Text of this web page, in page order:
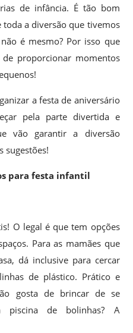
de infância. É tão bom
a diversão que tivemos
é mesmo? Por isso que
proporcionar momentos
a festa de aniversário
pela parte divertida e
vão garantir a diversão
sugestões!
para festa infantil
O legal é que tem opções
Para as mamães que
dá inclusive para cercar
de plástico. Prático e
gosta de brincar de se
piscina de bolinhas? A